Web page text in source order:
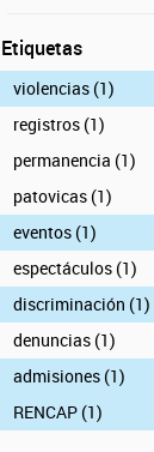
Etiquetas
violencias (1)
registros (1)
permanencia (1)
patovicas (1)
eventos (1)
espectáculos (1)
discriminación (1)
denuncias (1)
admisiones (1)
RENCAP (1)